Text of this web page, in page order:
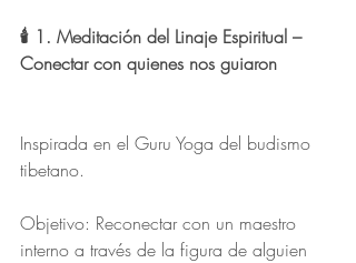
🕯️ 1. Meditación del Linaje Espiritual –
Conectar con quienes nos guiaron
Inspirada en el Guru Yoga del budismo
tibetano.
Objetivo: Reconectar con un maestro
interno a través de la figura de alguien